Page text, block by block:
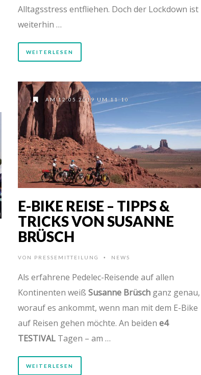
Alltagsstress entfliehen. Doch der Lockdown ist
weiterhin …
WEITERLESEN
AM 12.05.2019 UM 11:10
E-BIKE REISE – TIPPS &
TRICKS VON SUSANNE
BRÜSCH
VON PRESSEMITTEILUNG • NEWS
Als erfahrene Pedelec-Reisende auf allen
Kontinenten weiß Susanne Brüsch ganz genau,
worauf es ankommt, wenn man mit dem E-Bike
auf Reisen gehen möchte. An beiden e4
TESTIVAL Tagen – am …
WEITERLESEN